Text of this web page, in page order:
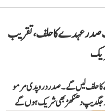
صدر عہدے کا حلف، تقریب
حلف لیں گے۔ صدر دروپدی مرمو
دھنکھڑ بھی شریک ہوں گے